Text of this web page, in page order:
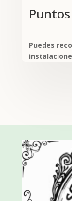
Puedes